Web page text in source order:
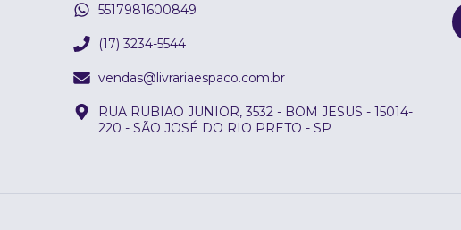
5517981600849
(17) 3234-5544
vendas@livrariaespaco.com.br
RUA RUBIAO JUNIOR, 3532 - BOM JESUS - 15014-
220 - SÃO JOSÉ DO RIO PRETO - SP